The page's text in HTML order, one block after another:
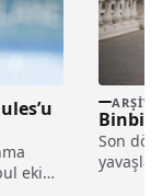
ekibi,
ARŞIV
Binbin
Son